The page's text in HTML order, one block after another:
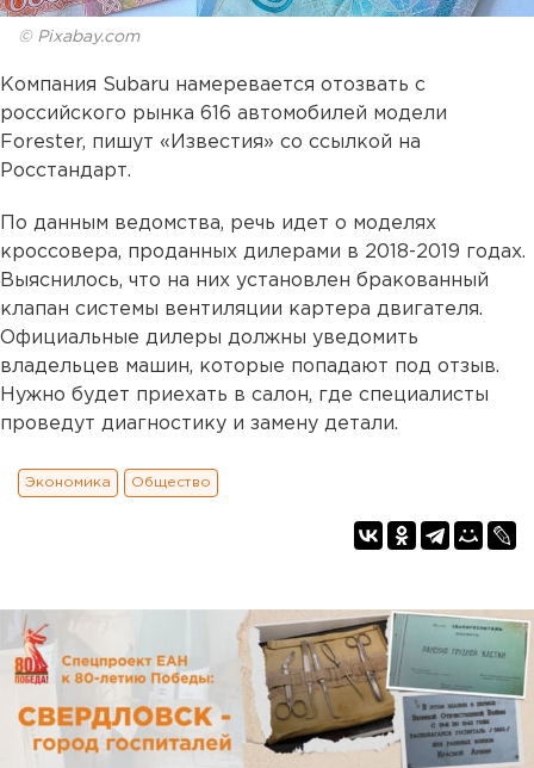
© Pixabay.com
Компания Subaru намеревается отозвать с
российского рынка 616 автомобилей модели
Forester, пишут «Известия» со ссылкой на
Росстандарт.
По данным ведомства, речь идет о моделях
кроссовера, проданных дилерами в 2018-2019 годах.
Выяснилось, что на них установлен бракованный
клапан системы вентиляции картера двигателя.
Официальные дилеры должны уведомить
владельцев машин, которые попадают под отзыв.
Нужно будет приехать в салон, где специалисты
проведут диагностику и замену детали.
Экономика Общество